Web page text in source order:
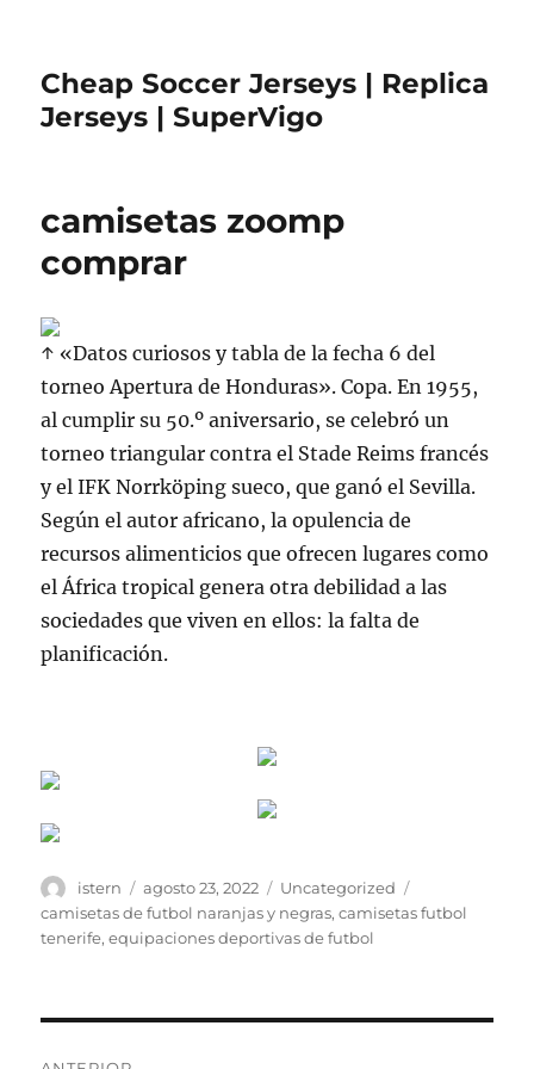
Cheap Soccer Jerseys | Replica
Jerseys | SuperVigo
camisetas zoomp
comprar
↑ «Datos curiosos y tabla de la fecha 6 del
torneo Apertura de Honduras». Copa. En 1955,
al cumplir su 50.º aniversario, se celebró un
torneo triangular contra el Stade Reims francés
y el IFK Norrköping sueco, que ganó el Sevilla.
Según el autor africano, la opulencia de
recursos alimenticios que ofrecen lugares como
el África tropical genera otra debilidad a las
sociedades que viven en ellos: la falta de
planificación.
Autor
istern
Publicado
el
agosto 23, 2022 Categorías
Uncategorized
camisetas de futbol naranjas y negras,camisetas futbol
tenerife,equipaciones deportivas de futbol